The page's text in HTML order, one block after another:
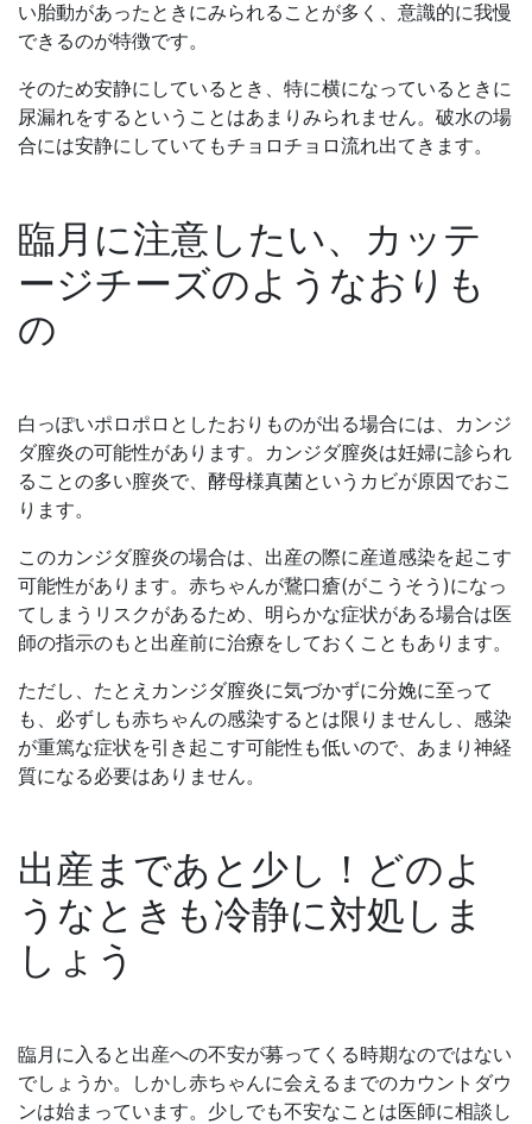
い胎動があったときにみられることが多く、意識的に我慢
できるのが特徴です。
そのため安静にしているとき、特に横になっているときに
尿漏れをするということはあまりみられません。破水の場
合には安静にしていてもチョロチョロ流れ出てきます。
臨月に注意したい、カッテ
ージチーズのようなおりも
の
白っぽいポロポロとしたおりものが出る場合には、カンジ
ダ膣炎の可能性があります。カンジダ膣炎は妊婦に診られ
ることの多い膣炎で、酵母様真菌というカビが原因でおこ
ります。
このカンジダ膣炎の場合は、出産の際に産道感染を起こす
可能性があります。赤ちゃんが鵞口瘡(がこうそう)になっ
てしまうリスクがあるため、明らかな症状がある場合は医
師の指示のもと出産前に治療をしておくこともあります。
ただし、たとえカンジダ膣炎に気づかずに分娩に至って
も、必ずしも赤ちゃんの感染するとは限りませんし、感染
が重篤な症状を引き起こす可能性も低いので、あまり神経
質になる必要はありません。
出産まであと少し！どのよ
うなときも冷静に対処しま
しょう
臨月に入ると出産への不安が募ってくる時期なのではない
でしょうか。しかし赤ちゃんに会えるまでのカウントダウ
ンは始まっています。少しでも不安なことは医師に相談し